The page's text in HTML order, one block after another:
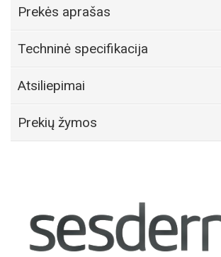
Prekės aprašas
Techninė specifikacija
Atsiliepimai
Prekių žymos